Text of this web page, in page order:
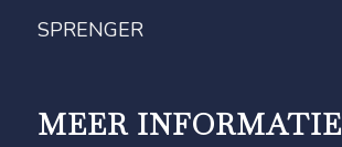
SPRENGER
MEER INFORMATIE